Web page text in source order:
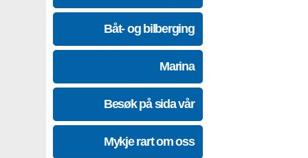
Båt- og bilberging
Marina
Besøk på sida vår
Mykje rart om oss